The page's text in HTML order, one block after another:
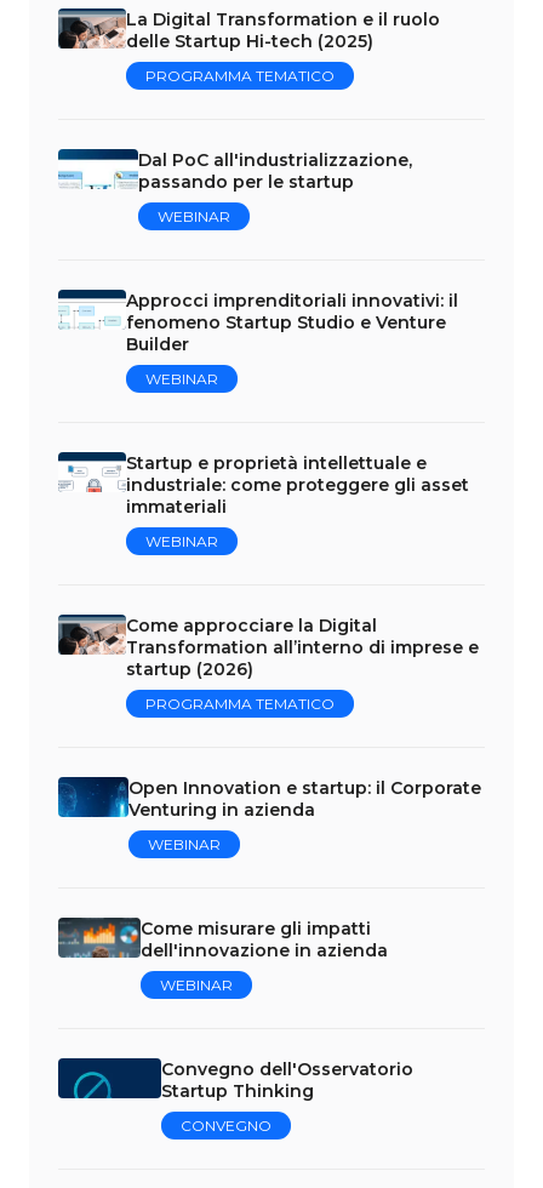
La Digital Transformation e il ruolo
delle Startup Hi-tech (2025)
PROGRAMMA TEMATICO
Dal PoC all'industrializzazione,
passando per le startup
WEBINAR
Approcci imprenditoriali innovativi: il
fenomeno Startup Studio e Venture
Builder
WEBINAR
Startup e proprietà intellettuale e
industriale: come proteggere gli asset
immateriali
WEBINAR
Come approcciare la Digital
Transformation all’interno di imprese e
startup (2026)
PROGRAMMA TEMATICO
Open Innovation e startup: il Corporate
Venturing in azienda
WEBINAR
Come misurare gli impatti
dell'innovazione in azienda
WEBINAR
Convegno dell'Osservatorio
Startup Thinking
CONVEGNO